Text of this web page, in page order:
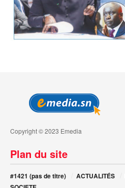
Copyright © 2023 Emedia
Plan du site
#1421 (pas de titre) ACTUALITÉS